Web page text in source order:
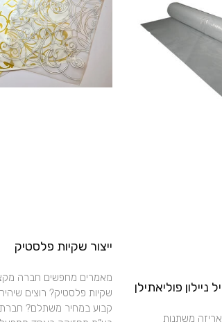
פוליאתילן
משתנות
ייצור שקיות פלסטיק
מאמרים מחפשים חברה
שקיות פלסטיק? רוצים
קבוע במחיר משתלם? חברת